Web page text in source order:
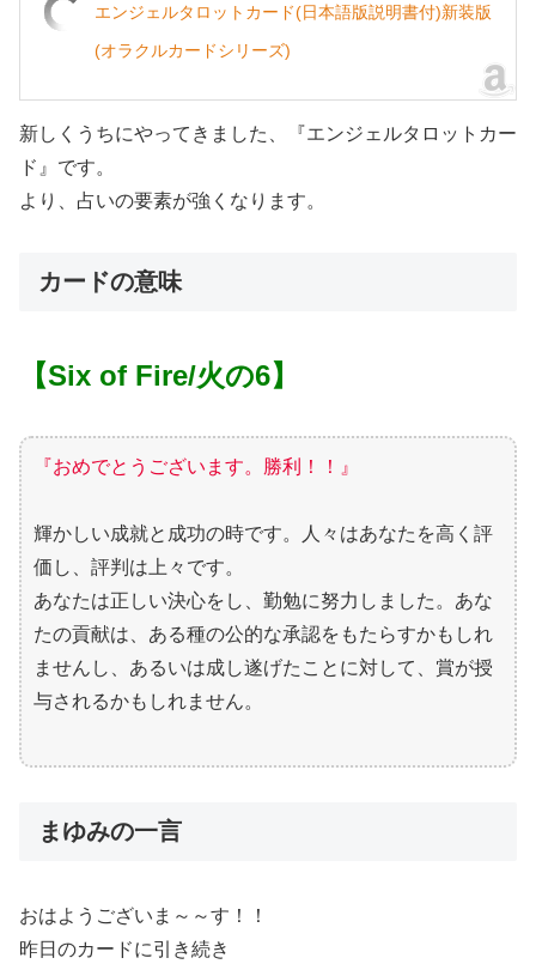
エンジェルタロットカード(日本語版説明書付)新装版
(オラクルカードシリーズ)
新しくうちにやってきました、『エンジェルタロットカー
ド』です。
より、占いの要素が強くなります。
カードの意味
【Six of Fire/火の6】
『おめでとうございます。勝利！！』
輝かしい成就と成功の時です。人々はあなたを高く評
価し、評判は上々です。
あなたは正しい決心をし、勤勉に努力しました。あな
たの貢献は、ある種の公的な承認をもたらすかもしれ
ませんし、あるいは成し遂げたことに対して、賞が授
与されるかもしれません。
まゆみの一言
おはようございま～～す！！
昨日のカードに引き続き